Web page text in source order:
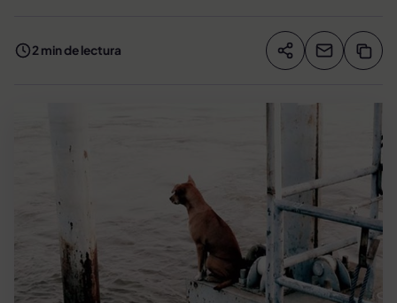
2 min de lectura Compartir